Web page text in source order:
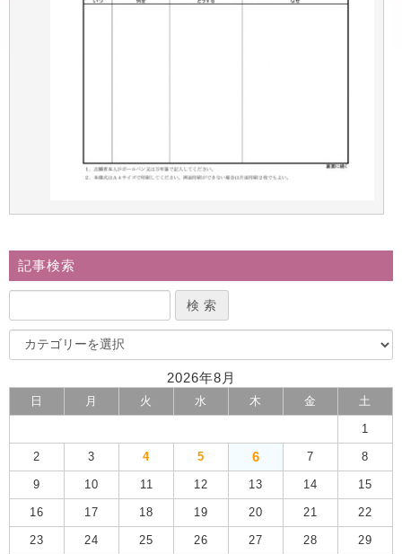
記事検索
2026年8月
日 月 火 水 木 金 土
1
2 3 4 5 6 7 8
9 10 11 12 13 14 15
16 17 18 19 20 21 22
23 24 25 26 27 28 29